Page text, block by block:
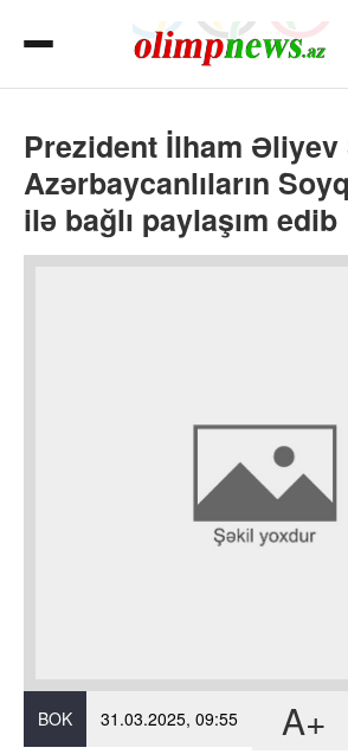
Prezident İlham Əliyev
Azərbaycanlıların
ilə bağlı paylaşım edib
BOK 31.03.2025, 09:55 A+